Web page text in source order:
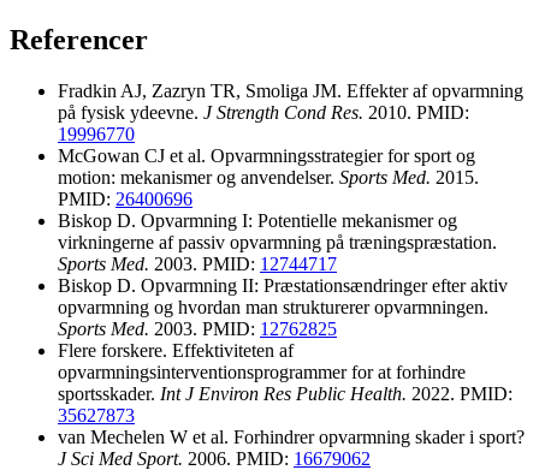
Referencer
Fradkin AJ, Zazryn TR, Smoliga JM. Effekter af opvarmning
på fysisk ydeevne. J Strength Cond Res. 2010. PMID:
19996770
McGowan CJ et al. Opvarmningsstrategier for sport og
motion: mekanismer og anvendelser. Sports Med. 2015.
PMID: 26400696
Biskop D. Opvarmning I: Potentielle mekanismer og
virkningerne af passiv opvarmning på træningspræstation.
Sports Med. 2003. PMID: 12744717
Biskop D. Opvarmning II: Præstationsændringer efter aktiv
opvarmning og hvordan man strukturerer opvarmningen.
Sports Med. 2003. PMID: 12762825
Flere forskere. Effektiviteten af ​​
opvarmningsinterventionsprogrammer for at forhindre
sportsskader. Int J Environ Res Public Health. 2022. PMID:
35627873
van Mechelen W et al. Forhindrer opvarmning skader i sport?
J Sci Med Sport. 2006. PMID: 16679062